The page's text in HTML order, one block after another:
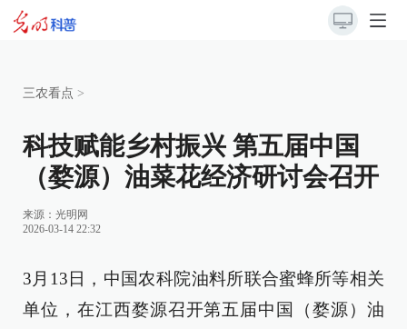
三农看点 >
科技赋能乡村振兴 第五届中国
（婺源）油菜花经济研讨会召开
来源： 光明网
2026-03-14 22:32
3月13日，中国农科院油料所联合蜜蜂所等相关
单位，在江西婺源召开第五届中国（婺源）油